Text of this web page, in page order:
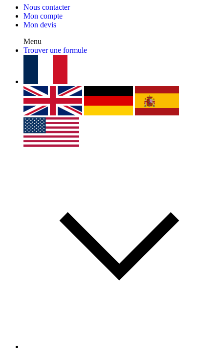
Nous contacter
Mon compte
Mon devis
Menu
Trouver une formule